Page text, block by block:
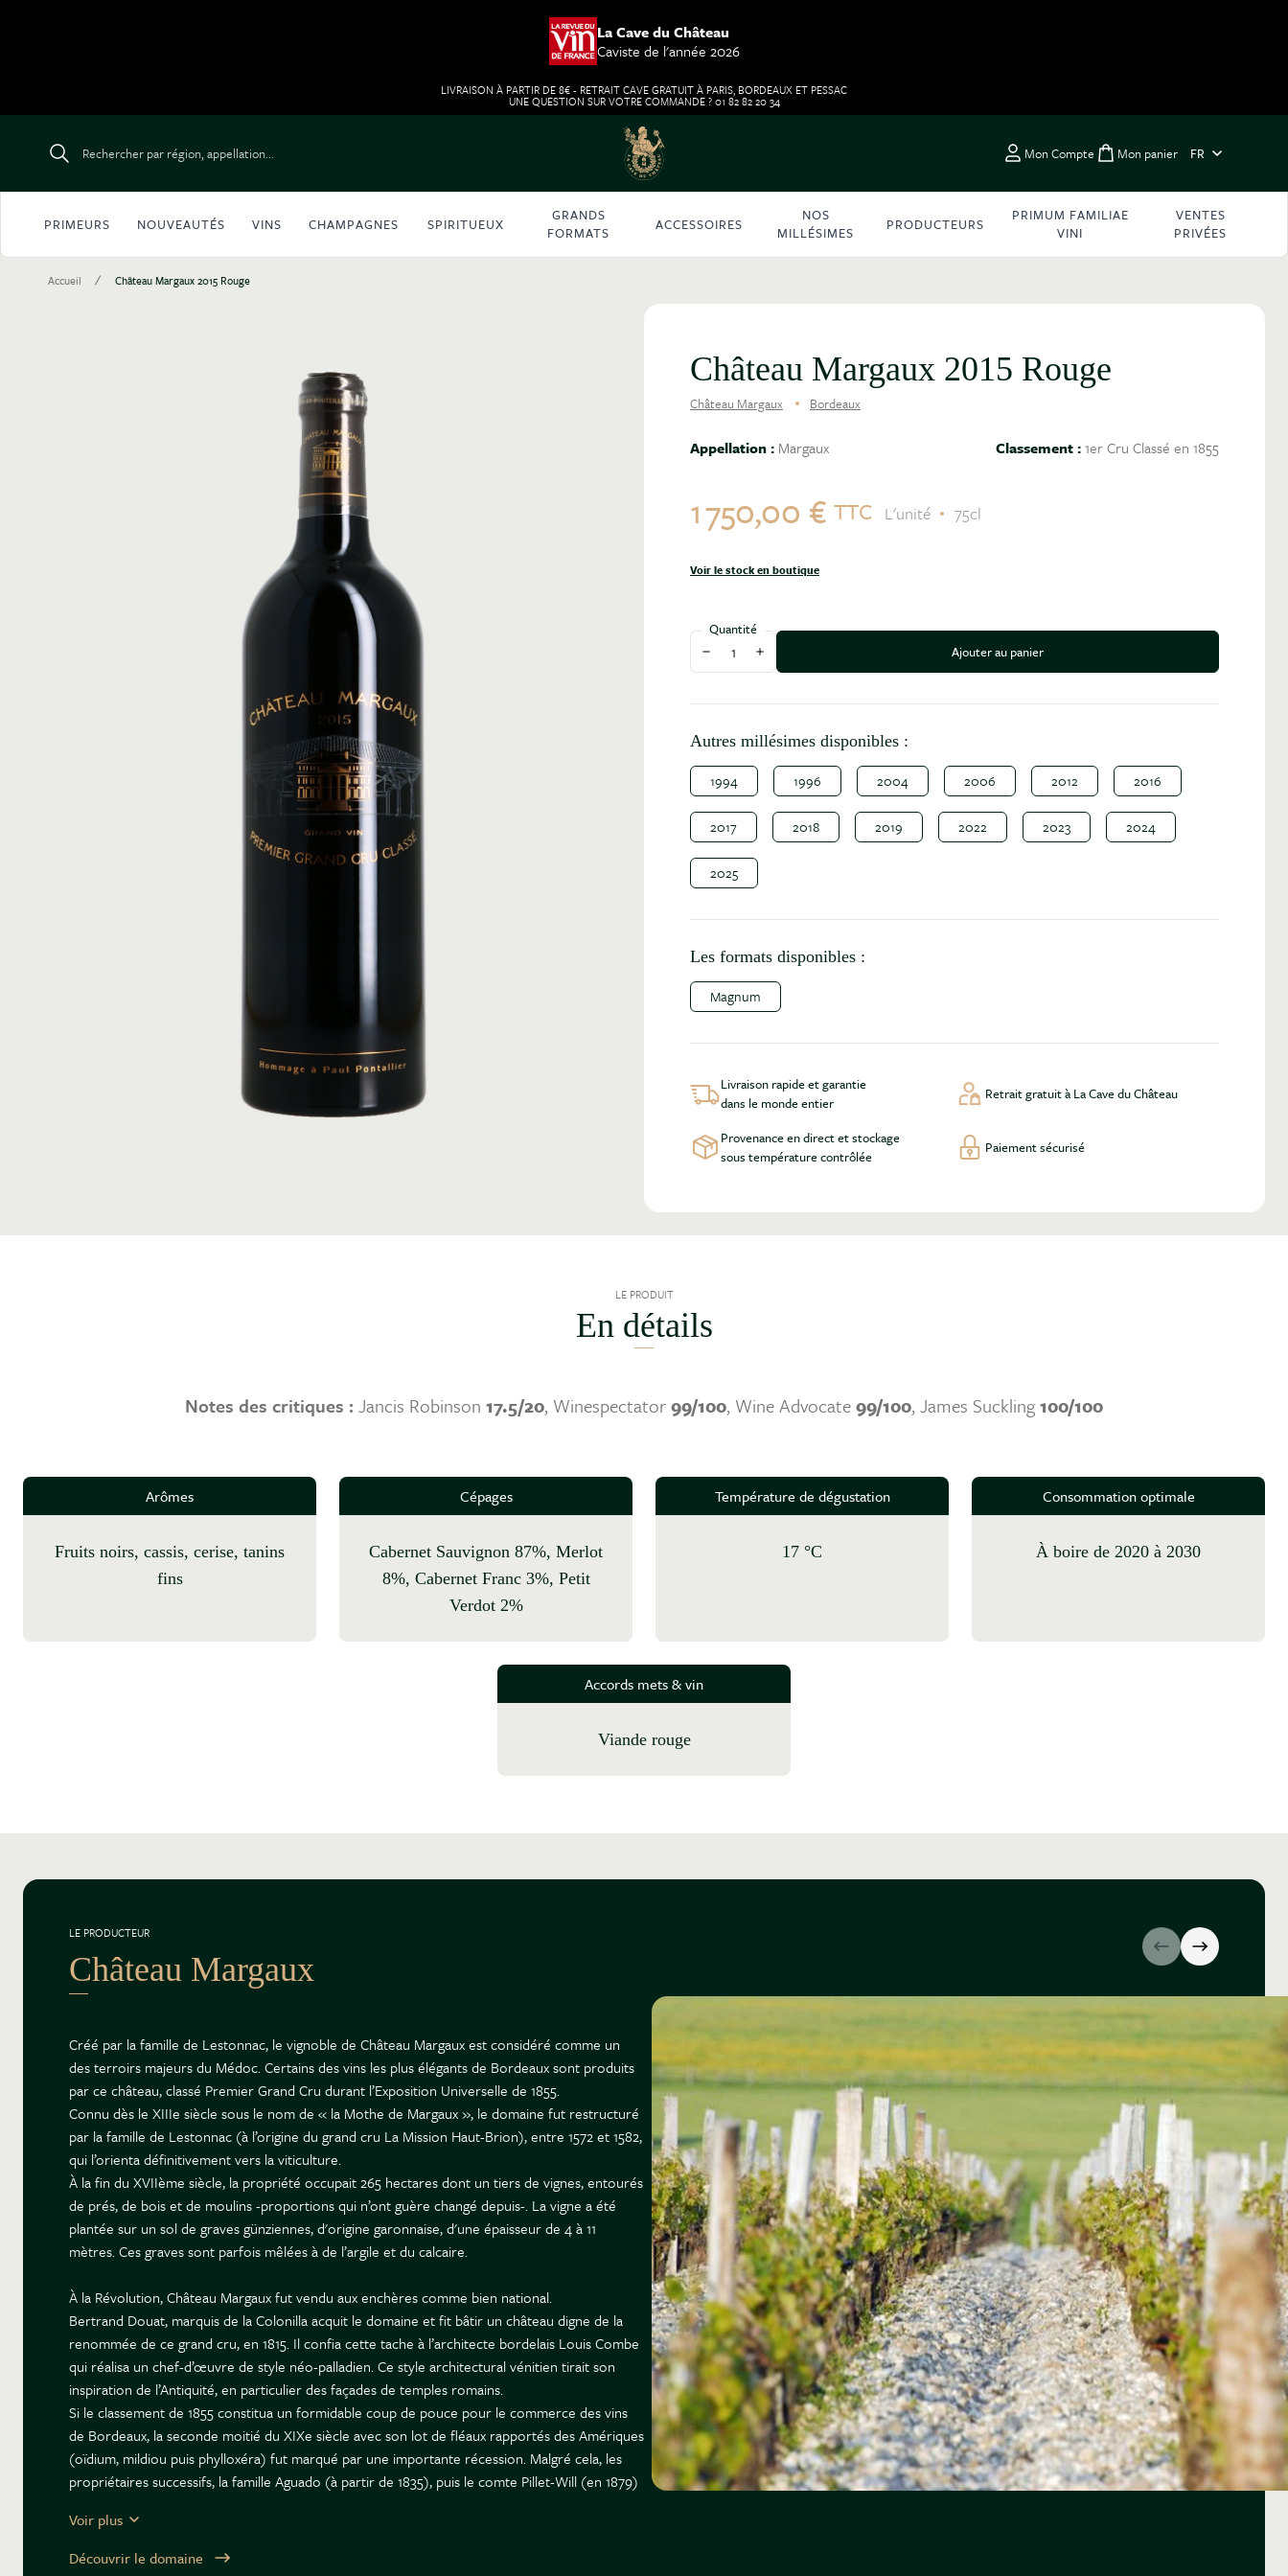
La Cave du Château
Caviste de l'année 2026
LIVRAISON À PARTIR DE 8€ - RETRAIT CAVE GRATUIT À PARIS, BORDEAUX ET PESSAC
UNE QUESTION SUR VOTRE COMMANDE ? 01 82 82 20 34
Rechercher par région, appellation... Mon Compte Toggle minicart,
Mon panier FR
PRIMEURS NOUVEAUTÉS VINS CHAMPAGNES SPIRITUEUX
GRANDS
FORMATS
ACCESSOIRES
NOS
MILLÉSIMES
PRODUCTEURS
PRIMUM FAMILIAE
VINI
VENTES
PRIVÉES
Accueil / Château Margaux 2015 Rouge
Château Margaux 2015 Rouge
Château Margaux Bordeaux
Appellation : Margaux Classement :1er Cru Classé en 1855
1 750,00 € TTC L'unité 75cl
Voir le stock en boutique
Quantité
Diminuer la quantité
Augmenter la quantité Ajouter au panier
Autres millésimes disponibles :
1994 1996 2004 2006 2012 2016
2017 2018 2019 2022 2023 2024
2025
Les formats disponibles :
Magnum
Livraison rapide et garantie
dans le monde entier
Retrait gratuit à La Cave du Château
Provenance en direct et stockage
sous température contrôlée
Paiement sécurisé
LE PRODUIT
En détails
Notes des critiques : Jancis Robinson 17.5/20, Winespectator99/100, Wine Advocate99/100, James Suckling100/100
Arômes
fruits noirs, cassis, cerise, tanins
fins
Cépages
Cabernet Sauvignon 87%, Merlot
8%, Cabernet Franc 3%, Petit
Verdot 2%
Température de dégustation
17 °C
Consommation optimale
à boire de 2020 à 2030
Accords mets & vin
Viande rouge
LE PRODUCTEUR
Château Margaux
Créé par la famille de Lestonnac, le vignoble de Château Margaux est considéré comme un
des terroirs majeurs du Médoc. Certains des vins les plus élégants de Bordeaux sont produits
par ce château, classé Premier Grand Cru durant l’Exposition Universelle de 1855.
Connu dès le XIIIe siècle sous le nom de « la Mothe de Margaux », le domaine fut restructuré
par la famille de Lestonnac (à l’origine du grand cru La Mission Haut-Brion), entre 1572 et 1582,
qui l’orienta définitivement vers la viticulture.
À la fin du XVIIème siècle, la propriété occupait 265 hectares dont un tiers de vignes, entourés
de prés, de bois et de moulins -proportions qui n’ont guère changé depuis-. La vigne a été
plantée sur un sol de graves günziennes, d'origine garonnaise, d'une épaisseur de 4 à 11
mètres. Ces graves sont parfois mêlées à de l’argile et du calcaire.
À la Révolution, Château Margaux fut vendu aux enchères comme bien national.
Bertrand Douat, marquis de la Colonilla acquit le domaine et fit bâtir un château digne de la
renommée de ce grand cru, en 1815. Il confia cette tache à l’architecte bordelais Louis Combe
qui réalisa un chef-d’œuvre de style néo-palladien. Ce style architectural vénitien tirait son
inspiration de l’Antiquité, en particulier des façades de temples romains.
Si le classement de 1855 constitua un formidable coup de pouce pour le commerce des vins
de Bordeaux, la seconde moitié du XIXe siècle avec son lot de fléaux rapportés des Amériques
(oïdium, mildiou puis phylloxéra) fut marqué par une importante récession. Malgré cela, les
propriétaires successifs, la famille Aguado (à partir de 1835), puis le comte Pillet-Will (en 1879)
Deux millésimes de légende ont marqué cette fin du XIXe siècle, il s’agit de 1870, considéré
comme la plus grande année d’avant le phylloxéra et de l’abondant millésime 1893 qui incarne
Voir plus
Découvrir le domaine